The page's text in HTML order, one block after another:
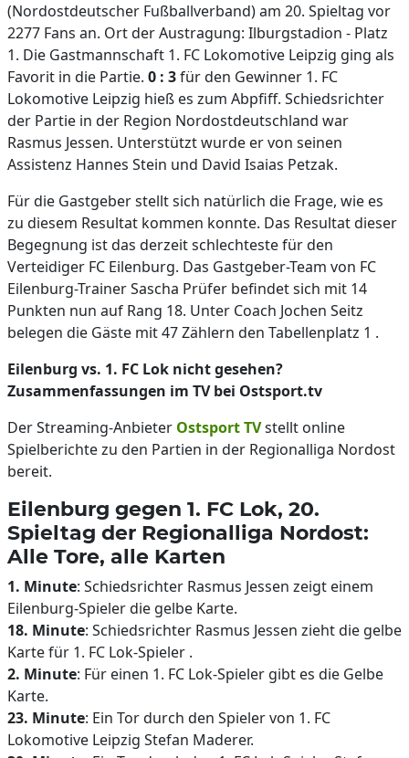
(Nordostdeutscher Fußballverband) am 20. Spieltag vor
2277 Fans an. Ort der Austragung: Ilburgstadion - Platz
1. Die Gastmannschaft 1. FC Lokomotive Leipzig ging als
Favorit in die Partie. 0 : 3für den Gewinner 1. FC
Lokomotive Leipzig hieß es zum Abpfiff. Schiedsrichter
der Partie in der Region Nordostdeutschland war
Rasmus Jessen. Unterstützt wurde er von seinen
Assistenz Hannes Stein und David Isaias Petzak.
Für die Gastgeber stellt sich natürlich die Frage, wie es
zu diesem Resultat kommen konnte. Das Resultat dieser
Begegnung ist das derzeit schlechteste für den
Verteidiger FC Eilenburg. Das Gastgeber-Team von FC
Eilenburg-Trainer Sascha Prüfer befindet sich mit 14
Punkten nun auf Rang 18. Unter Coach Jochen Seitz
belegen die Gäste mit 47 Zählern den Tabellenplatz 1 .
Eilenburg vs. 1. FC Lok nicht gesehen?
Zusammenfassungen im TV bei Ostsport.tv
Der Streaming-Anbieter Ostsport TVstellt online
Spielberichte zu den Partien in der Regionalliga Nordost
bereit.
Eilenburg gegen 1. FC Lok, 20.
Spieltag der Regionalliga Nordost:
Alle Tore, alle Karten
1. Minute: Schiedsrichter Rasmus Jessen zeigt einem
Eilenburg-Spieler die gelbe Karte.
18. Minute: Schiedsrichter Rasmus Jessen zieht die gelbe
Karte für 1. FC Lok-Spieler .
2. Minute: Für einen 1. FC Lok-Spieler gibt es die Gelbe
Karte.
23. Minute: Ein Tor durch den Spieler von 1. FC
Lokomotive Leipzig Stefan Maderer.